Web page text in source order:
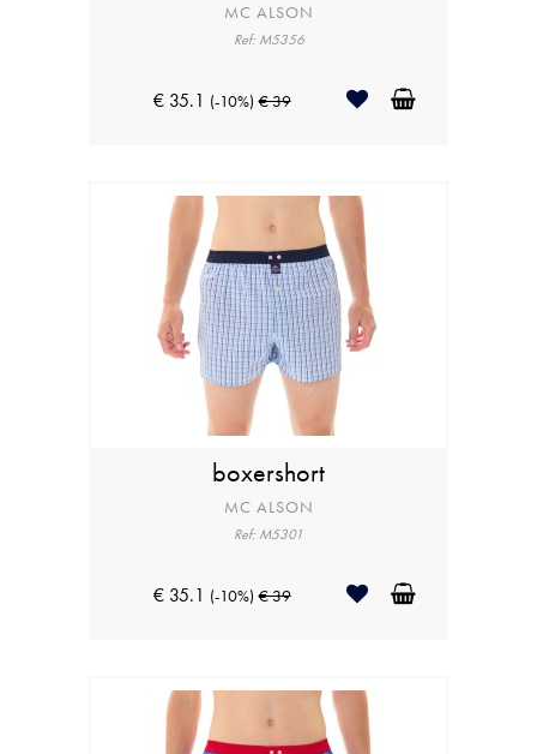
MC ALSON
Ref: M5356
€ 35.1 (-10%) € 39
boxershort
MC ALSON
Ref: M5301
€ 35.1 (-10%) € 39